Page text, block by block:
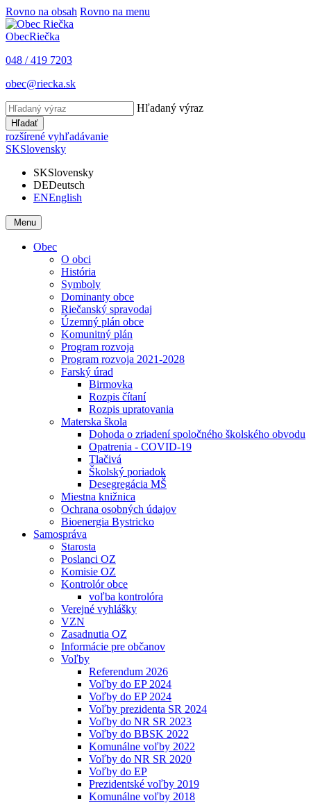
Rovno na obsah Rovno na menu
ObecRiečka
048 / 419 7203
obec@riecka.sk
Hľadaný výraz
Hľadať
rozšírené vyhľadávanie
SKSlovensky
SKSlovensky
DEDeutsch
ENEnglish
Menu
Obec
O obci
História
Symboly
Dominanty obce
Riečanský spravodaj
Územný plán obce
Komunitný plán
Program rozvoja
Program rozvoja 2021-2028
Farský úrad
Birmovka
Rozpis čítaní
Rozpis upratovania
Materska škola
Dohoda o zriadení spoločného školského obvodu
Opatrenia - COVID-19
Tlačivá
Školský poriadok
Desegregácia MŠ
Miestna knižnica
Ochrana osobných údajov
Bioenergia Bystricko
Samospráva
Starosta
Poslanci OZ
Komisie OZ
Kontrolór obce
voľba kontrolóra
Verejné vyhlášky
VZN
Zasadnutia OZ
Informácie pre občanov
Voľby
Referendum 2026
Voľby do EP 2024
Voľby do EP 2024
Voľby prezidenta SR 2024
Voľby do NR SR 2023
Voľby do BBSK 2022
Komunálne voľby 2022
Voľby do NR SR 2020
Voľby do EP
Prezidentské voľby 2019
Komunálne voľby 2018